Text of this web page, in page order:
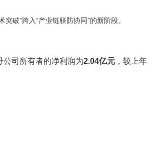
破”跨入“产业链联防协同”的新阶段。
公司所有者的净利润为2.04亿元 ，较上年